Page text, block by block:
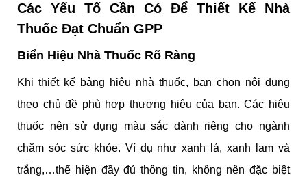
Các Yếu Tố Cần Có Để Thiết Kế Nhà
Thuốc Đạt Chuẩn GPP
Biển Hiệu Nhà Thuốc Rõ Ràng
Khi thiết kế bảng hiệu nhà thuốc, bạn chọn nội dung
theo chủ đề phù hợp thương hiệu của bạn. Các hiệu
thuốc nên sử dụng màu sắc dành riêng cho ngành
chăm sóc sức khỏe. Ví dụ như xanh lá, xanh lam và
trắng,…thể hiện đầy đủ thông tin, không nên đặc biệt